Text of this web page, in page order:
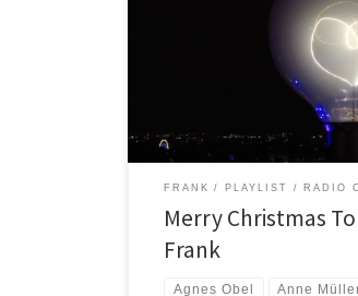
voluto lasciarci, prima di partire,
E’ il suo modo per augurarci
Feste e devo dire che ha fatto
veramente speciale. Doveva
FRANK PLAYLIST RADIO
Merry Christmas
Frank
Agnes Obel Anne